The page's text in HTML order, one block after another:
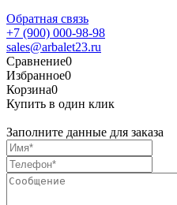
Обратная связь
+7 (900) 000-98-98
sales@arbalet23.ru
Сравнение0
Избранное0
Корзина0
Купить в один клик
Заполните данные для заказа